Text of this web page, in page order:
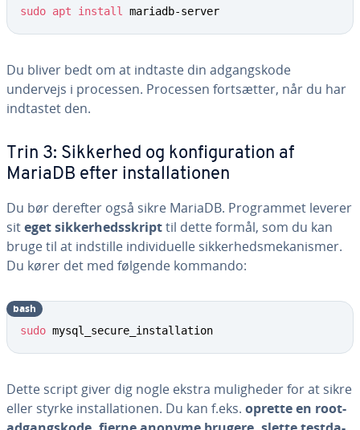
sudo apt install mariadb-server
Du bliver bedt om at indtaste din ad­gangs­ko­de
undervejs i processen. Processen fort­sæt­ter, når du har
indtastet den.
Trin 3: Sikkerhed og kon­fi­gu­ra­tion af
MariaDB efter in­stal­la­tio­nen
Du bør derefter også sikre MariaDB. Pro­gram­met leverer
siteget sik­ker­heds­skripttil dette formål, som du kan
bruge til at indstille in­di­vi­du­el­le sik­ker­heds­me­ka­nis­mer.
Du kører det med følgende kommando:
sudo mysql_secure_installation
bash
Dette script giver dig nogle ekstra mu­lig­he­der for at sikre
eller styrke in­stal­la­tio­nen. Du kan f.eks. oprette en root-